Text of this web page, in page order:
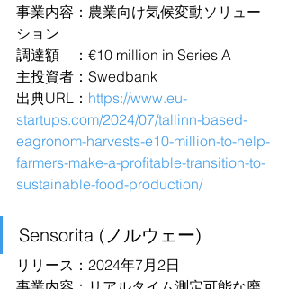
事業内容：農業向け気候変動ソリュー
ション
調達額　：€10 million in Series A
主投資者：Swedbank
出典URL： https://www.eu-
startups.com/2024/07/tallinn-based-
eagronom-harvests-e10-million-to-help-
farmers-make-a-profitable-transition-to-
sustainable-food-production/
Sensorita (ノルウェー)
リリース：2024年7月2日